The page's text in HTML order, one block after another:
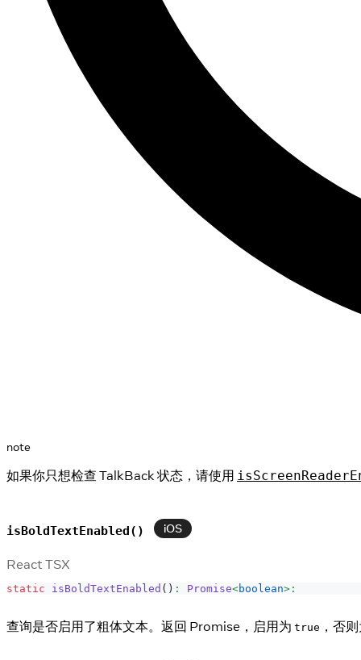
note
如果你只想检查 TalkBack 状态，请使用
isBoldTextEnabled() iOS
React TSX
static isBoldTextEnabled ( ) : Promise<boolean> :
查询是否启用了粗体文本。返回 Promise，启用为 true ，否